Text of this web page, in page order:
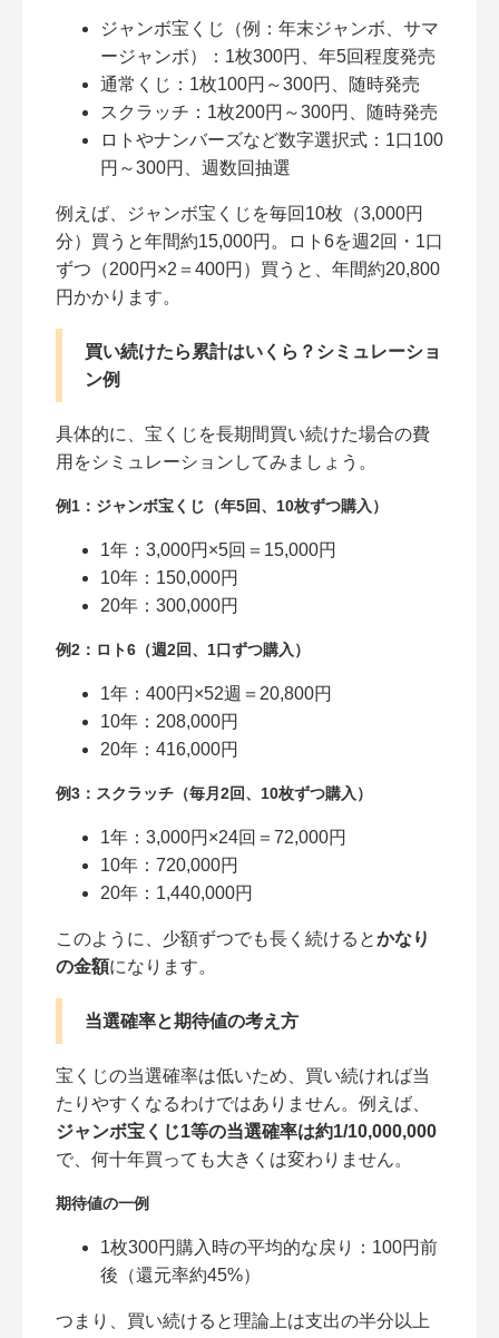
ジャンボ宝くじ（例：年末ジャンボ、サマ
ージャンボ）：1枚300円、年5回程度発売
通常くじ：1枚100円～300円、随時発売
スクラッチ：1枚200円～300円、随時発売
ロトやナンバーズなど数字選択式：1口100
円～300円、週数回抽選
例えば、ジャンボ宝くじを毎回10枚（3,000円
分）買うと年間約15,000円。ロト6を週2回・1口
ずつ（200円×2＝400円）買うと、年間約20,800
円かかります。
買い続けたら累計はいくら？シミュレーショ
ン例
具体的に、宝くじを長期間買い続けた場合の費
用をシミュレーションしてみましょう。
例1：ジャンボ宝くじ（年5回、10枚ずつ購入）
1年：3,000円×5回＝15,000円
10年：150,000円
20年：300,000円
例2：ロト6（週2回、1口ずつ購入）
1年：400円×52週＝20,800円
10年：208,000円
20年：416,000円
例3：スクラッチ（毎月2回、10枚ずつ購入）
1年：3,000円×24回＝72,000円
10年：720,000円
20年：1,440,000円
このように、少額ずつでも長く続けるとかなり
の金額になります。
当選確率と期待値の考え方
宝くじの当選確率は低いため、買い続ければ当
たりやすくなるわけではありません。例えば、
ジャンボ宝くじ1等の当選確率は約1/10,000,000
で、何十年買っても大きくは変わりません。
期待値の一例
1枚300円購入時の平均的な戻り：100円前
後（還元率約45%）
つまり、買い続けると理論上は支出の半分以上